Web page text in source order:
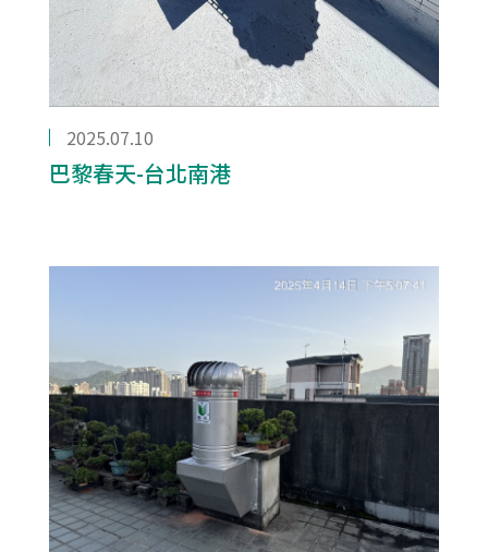
2025.07.10
巴黎春天-台北南港